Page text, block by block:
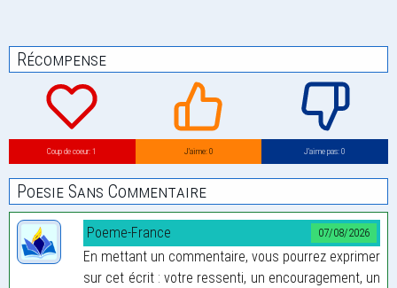
Récompense
Coup de coeur: 1 J’aime: 0 J’aime pas: 0
Poesie Sans Commentaire
07/08/2026
Poeme-France
En mettant un commentaire, vous pourrez exprimer
sur cet écrit : votre ressenti, un encouragement, un